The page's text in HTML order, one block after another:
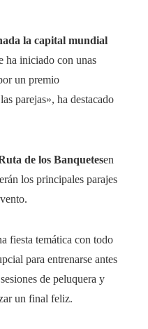
la capital mundial
ha iniciado con unas
un premio
parejas», ha destacado
de los Banquetesen
los principales parajes
fiesta temática con todo
para entrenarse antes
de peluquera y
un final feliz.